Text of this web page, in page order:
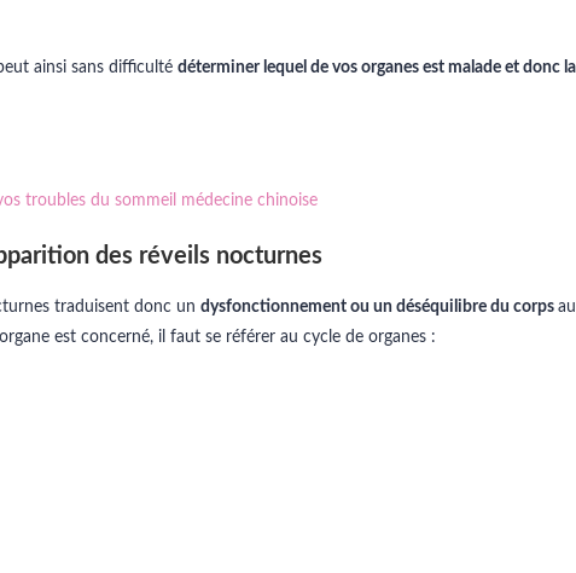
ainsi sans difficulté déterminer lequel de vos organes est malade et donc
des réveils nocturnes
traduisent donc un dysfonctionnement ou un déséquilibre du corps
est concerné, il faut se référer au cycle de organes :